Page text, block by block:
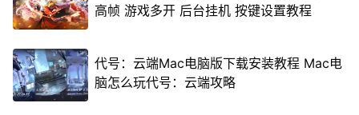
高帧 游戏多开 后台挂机 按键设置教程
代号：云端Mac电脑版下载安装教程 Mac电
脑怎么玩代号：云端攻略